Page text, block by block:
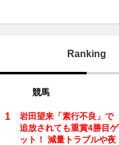
Ranking
競馬
岩田望来「素行不良」で
追放されても重賞4勝目ゲ
ット！ 減量トラブルや夜